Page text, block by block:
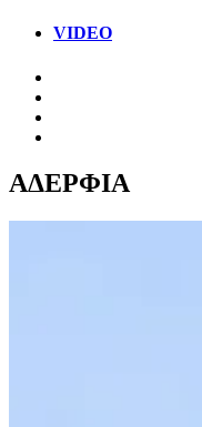
VIDEO
ΑΔΕΡΦΙΑ